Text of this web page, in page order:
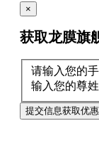
×
获取龙膜旗
请输入您的
输入您的尊
提交信息获取优